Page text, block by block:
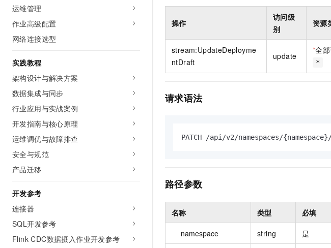
运维管理
作业高级配置
网络连接选型
实践教程
架构设计与解决方案
数据集成与同步
行业应用与实战案例
开发指南与核心原理
运维调优与故障排查
安全与规范
产品迁移
开发参考
连接器
SQL开发参考
Flink CDC数据摄入作业开发参考
操作
访问级
别
资源
stream:UpdateDeployme
ntDraft
update
*全
*
请求语法
PATCH /api/v2/namespaces/
路径参数
名称 类型 必填
namespace string 是
快速部署 Dify，高效搭建 AI 应用
迁移与运维管理
专有云